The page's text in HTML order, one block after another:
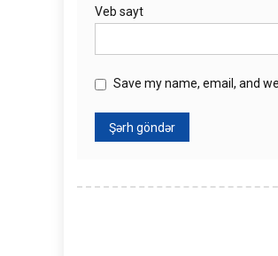
Veb sayt
Save my name, email, and